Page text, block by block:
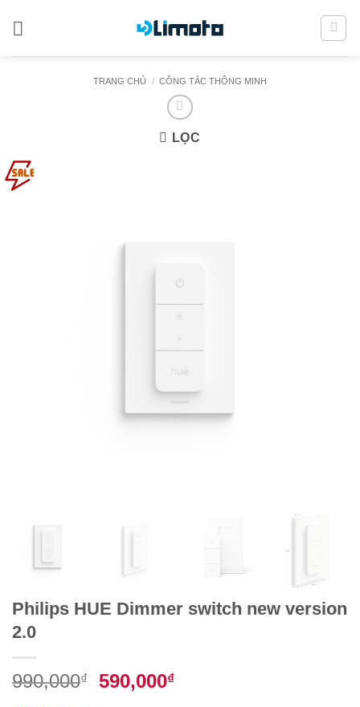
TRANG CHỦ / CÔNG TẮC THÔNG MINH
LỌC
Philips HUE Dimmer switch new version
2.0
990,000₫
Giá
590,000₫Giá